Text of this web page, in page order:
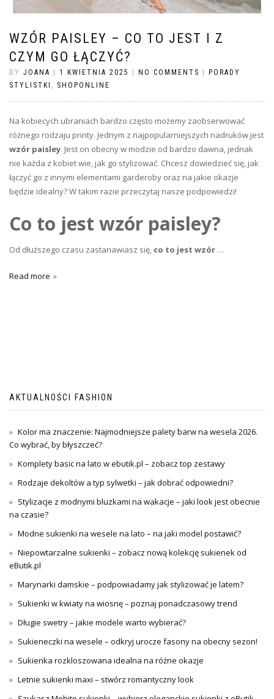
WZÓR PAISLEY – CO TO JEST I Z
CZYM GO ŁĄCZYĆ?
BY JOANA 1 KWIETNIA 2025 NO COMMENTS
PORADY
STYLISTKI , SHOPONLINE
Na kobiecych ubraniach bardzo często możemy zaobserwować
różnego rodzaju printy. Jednym z najpopularniejszych nadruków jest
wzór paisley. Jest on obecny w modzie od bardzo dawna, jednak
nie każda z kobiet wie, jak go stylizować. Chcesz dowiedzieć się, jak
łączyć go z innymi elementami garderoby oraz na jakie okazje
będzie idealny? W takim razie przeczytaj nasze podpowiedzi!
Co to jest wzór paisley?
Od dłuższego czasu zastanawiasz się, co to jest wzór …
Read more
AKTUALNOŚCI FASHION
Kolor ma znaczenie: Najmodniejsze palety barw na wesela 2026.
Co wybrać, by błyszczeć?
Komplety basic na lato w ebutik.pl – zobacz top zestawy
Rodzaje dekoltów a typ sylwetki – jak dobrać odpowiedni?
Stylizacje z modnymi bluzkami na wakacje – jaki look jest obecnie
na czasie?
Modne sukienki na wesele na lato – na jaki model postawić?
Niepowtarzalne sukienki – zobacz nową kolekcję sukienek od
eButik.pl
Marynarki damskie – podpowiadamy jak stylizować je latem?
Sukienki w kwiaty na wiosnę – poznaj ponadczasowy trend
Długie swetry – jakie modele warto wybierać?
Sukieneczki na wesele – odkryj urocze fasony na obecny sezon!
Sukienka rozkloszowana idealna na różne okazje
Letnie sukienki maxi – stwórz romantyczny look